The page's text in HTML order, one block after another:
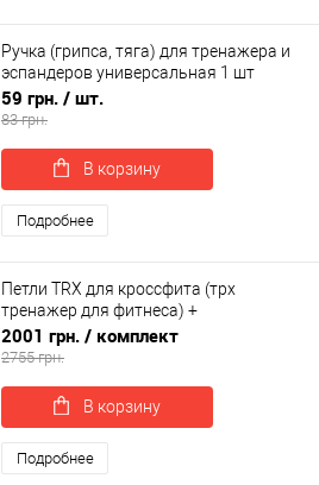
Ручка (грипса, тяга) для тренажера и
эспандеров универсальная 1 шт
OSPORT TPR (OF-0226)
59 грн. / шт.
83 грн.
В корзину
Подробнее
Петли TRX для кроссфита (трх
тренажер для фитнеса) +
гравитационные ботинки для турника
OSPORT Set 53 (n-0083)
2001 грн. / комплект
2755 грн.
В корзину
Подробнее